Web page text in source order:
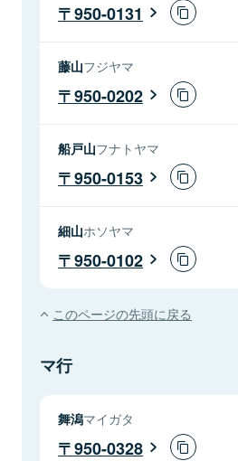
950-0131
藤山フジヤマ
950-0202
船戸山フナトヤマ
950-0153
細山ホソヤマ
950-0102
このページの先頭に戻る
マ行
舞潟マイガタ
950-0328